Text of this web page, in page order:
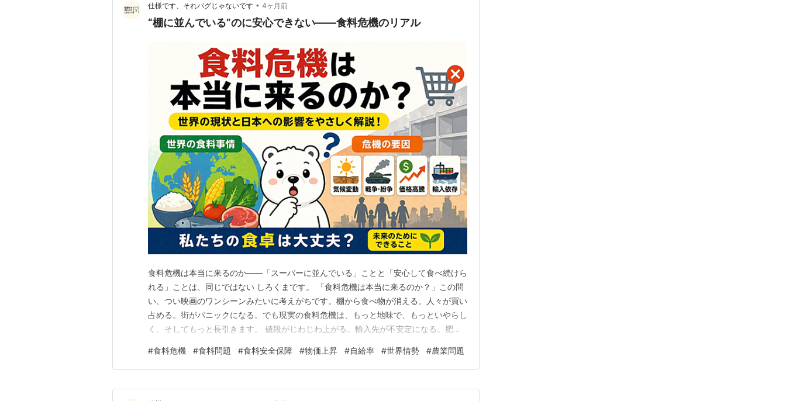
仕様です、それバグじゃないです • 4ヶ月前
“棚に並んでいる”のに安心できない――食料危機のリアル
食料危機は本当に来るのか――「スーパーに並んでいる」ことと「安心して食べ続けら
れる」ことは、同じではない しろくまです。 「食料危機は本当に来るのか？」この問
い、つい映画のワンシーンみたいに考えがちです。棚から食べ物が消える。人々が買い
占める。街がパニックになる。でも現実の食料危機は、もっと地味で、もっといやらし
く、そしてもっと長引きます。 値段がじわじわ上がる。輸入先が不安定になる。肥料
あるけど高くて買いにくい」が広がる。つまり食料危機は、「明日いきなり世界中の店
からパンが消える」ことだけではなく、「食べ物はあるの…
#食料危機 #食料問題 #食料安全保障 #物価上昇 #自給率 #世界情勢 #農業問題